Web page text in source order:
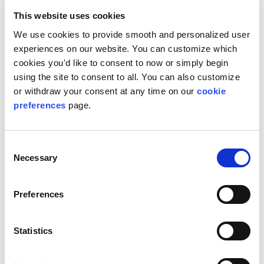
This website uses cookies
We use cookies to provide smooth and personalized user
experiences on our website. You can customize which
cookies you'd like to consent to now or simply begin
using the site to consent to all. You can also customize
or withdraw your consent at any time on our cookie
preferences page.
Selection
Necessary
Preferences
Statistics
Komplette XMPie-Produktlinie
Broschüre
1 Datei(en)1.02 MB
Download
Füllen Sie das Formular zum Download
Vorname*
Nachname*
Firma*
Staat* (Kanada):
Ja, ich würde gerne Marketing-Mitteilungen über XMPie-
Produkte, News und Events erhalten.s